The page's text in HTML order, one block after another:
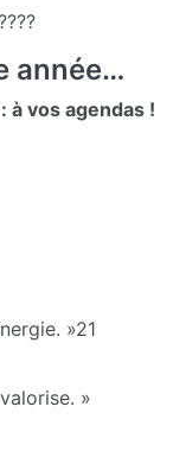
année…
à vos agendas !
»21
»